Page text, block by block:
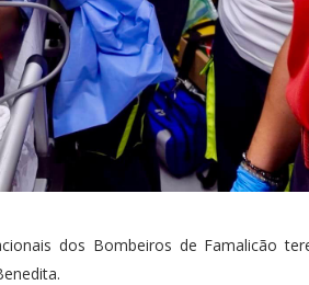
dos Bombeiros de Famalicão